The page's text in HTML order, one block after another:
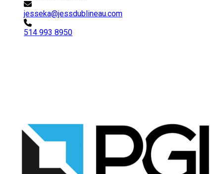
jesseka@jessdublineau.com
514 993 8950